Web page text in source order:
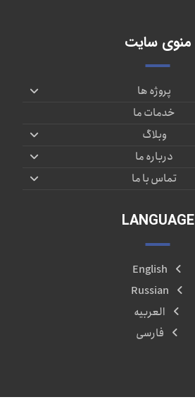
منوی سایت
پروژه ها
خدمات ما
وبلاگ
درباره ما
تماس با ما
LANGUAGE
English
Russian
العربیه
فارسی